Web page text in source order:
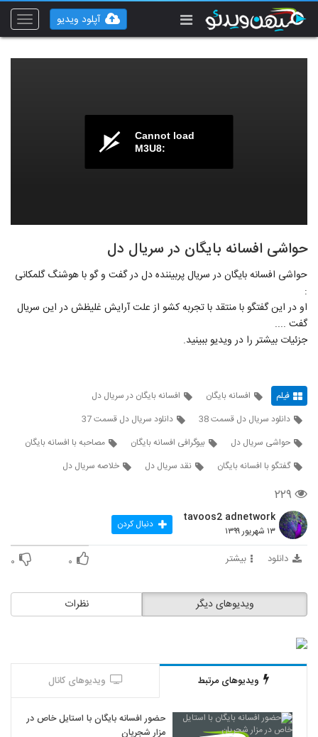
Toggle
آپلود ویدیو
Cannot load
M3U8:
حواشی افسانه بایگان در سریال دل
حواشی افسانه بایگان در سریال پربیننده دل در گفت و گو با هوشنگ گلمکانی
:
او در این گفتگو با منتقد با تجربه کشو از علت آرایش غلیظش در این سریال
گفت ....
جزئیات بیشتر را در ویدیو ببینید.
فیلم افسانه بایگان
افسانه بایگان در سریال دل
دانلود سریال دل قسمت 38
دانلود سریال دل قسمت 37
حواشی سریال دل
بیوگرافی افسانه بایگان
مصاحبه با افسانه بایگان
گفتگو با افسانه بایگان
نقد سریال دل خلاصه سریال دل
۲۲۹
tavoos2 adnetwork
۱۳ شهریور ۱۳۹۹ دنبال کردن
دانلود بیشتر ۰ ۰
نظرات ویدیوهای دیگر
ویدیوهای مرتبط ویدیوهای کانال
حضور افسانه بایگان با استایل خاص در
مزار شجریان